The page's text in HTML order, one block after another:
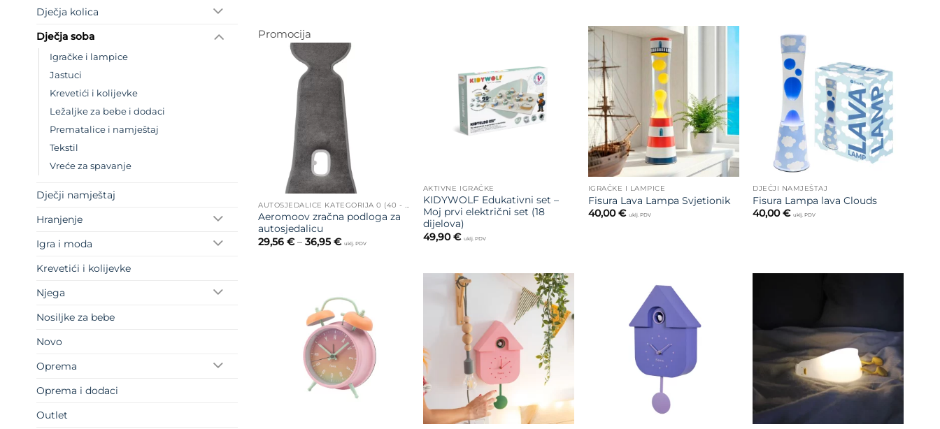
Dječja kolica
Dječja soba
Igračke i lampice
Jastuci
Krevetići i kolijevke
Ležaljke za bebe i dodaci
Prematalice i namještaj
Tekstil
Vreće za spavanje
Dječji namještaj
Hranjenje
Igra i moda
Krevetići i kolijevke
Njega
Nosiljke za bebe
Novo
Oprema
Oprema i dodaci
Outlet
Promocija
AUTOSJEDALICE KATEGORIJA 0 (40 - 75 CM)
Aeromoov zračna podloga za
autosjedalicu
29,56€ – 36,95€Raspon
cijena:
uklj. PDV
na listu
želja
AKTIVNE IGRAČKE
KIDYWOLF Edukativni set –
Moj prvi električni set (18
dijelova)
49,90€ uklj. PDV
IGRAČKE I LAMPICE
Fisura Lava Lampa Svjetionik
40,00€ uklj. PDV
na listu
želja
DJEČJI NAMJEŠTAJ
Fisura Lampa lava Clouds
40,00€ uklj. PDV
na listu
Dodajte
na listu
želja
želja